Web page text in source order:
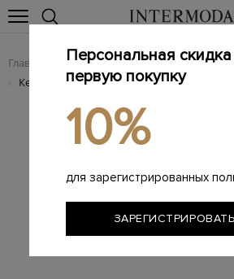
Главная Мужчинам / Аксессуары /
/ Кепка-коппола из льна с регулируемым
Персональная
первую покупку
10%
для зарегистрированных